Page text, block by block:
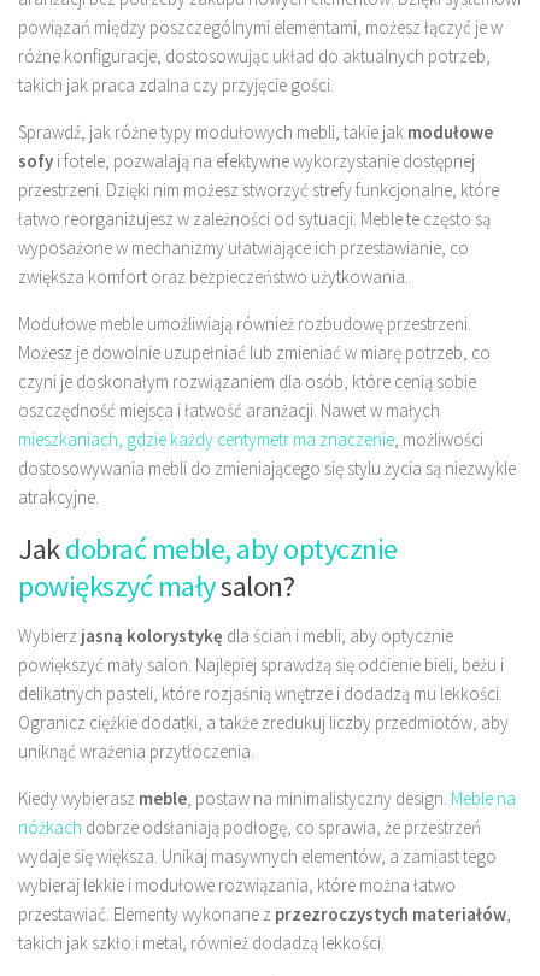
powiązań między poszczególnymi elementami, możesz łączyć je w
różne konfiguracje, dostosowując układ do aktualnych potrzeb,
takich jak praca zdalna czy przyjęcie gości.
Sprawdź, jak różne typy modułowych mebli, takie jak modułowe
sofy i fotele, pozwalają na efektywne wykorzystanie dostępnej
przestrzeni. Dzięki nim możesz stworzyć strefy funkcjonalne, które
łatwo reorganizujesz w zależności od sytuacji. Meble te często są
wyposażone w mechanizmy ułatwiające ich przestawianie, co
zwiększa komfort oraz bezpieczeństwo użytkowania.
Modułowe meble umożliwiają również rozbudowę przestrzeni.
Możesz je dowolnie uzupełniać lub zmieniać w miarę potrzeb, co
czyni je doskonałym rozwiązaniem dla osób, które cenią sobie
oszczędność miejsca i łatwość aranżacji. Nawet w małych
mieszkaniach, gdzie każdy centymetr ma znaczenie , możliwości
dostosowywania mebli do zmieniającego się stylu życia są niezwykle
atrakcyjne.
Jakdobrać meble, aby optycznie
powiększyć małysalon?
Wybierz jasną kolorystykę dla ścian i mebli, aby optycznie
powiększyć mały salon. Najlepiej sprawdzą się odcienie bieli, beżu i
delikatnych pasteli, które rozjaśnią wnętrze i dodadzą mu lekkości.
Ogranicz ciężkie dodatki, a także zredukuj liczby przedmiotów, aby
uniknąć wrażenia przytłoczenia.
Kiedy wybierasz meble , postaw na minimalistyczny design. Meble na
nóżkach dobrze odsłaniają podłogę, co sprawia, że przestrzeń
wydaje się większa. Unikaj masywnych elementów, a zamiast tego
wybieraj lekkie i modułowe rozwiązania, które można łatwo
przestawiać. Elementy wykonane z przezroczystych materiałów
takich jak szkło i metal, również dodadzą lekkości.